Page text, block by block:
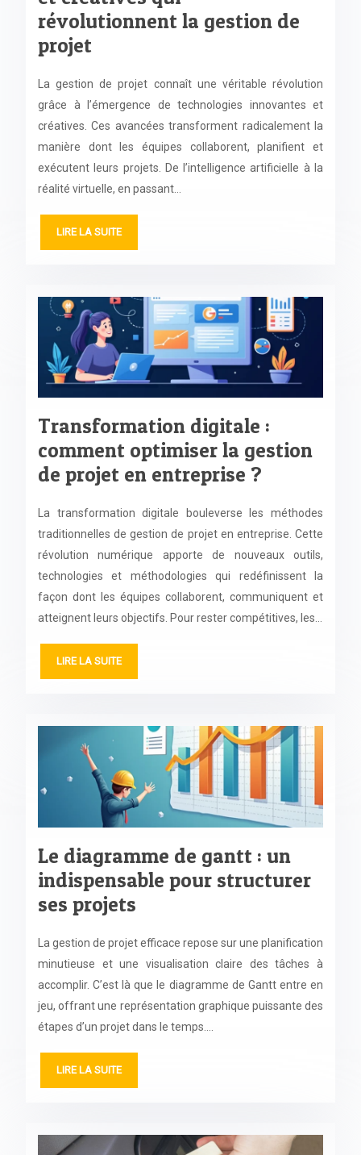
révolutionnent la gestion de
projet
La gestion de projet connaît une véritable révolution
grâce à l’émergence de technologies innovantes et
créatives. Ces avancées transforment radicalement la
manière dont les équipes collaborent, planifient et
exécutent leurs projets. De l’intelligence artificielle à la
réalité virtuelle, en passant…
LIRE LA SUITE
Transformation digitale :
comment optimiser la gestion
de projet en entreprise ?
La transformation digitale bouleverse les méthodes
traditionnelles de gestion de projet en entreprise. Cette
révolution numérique apporte de nouveaux outils,
technologies et méthodologies qui redéfinissent la
façon dont les équipes collaborent, communiquent et
atteignent leurs objectifs. Pour rester compétitives, les…
LIRE LA SUITE
Le diagramme de gantt : un
indispensable pour structurer
ses projets
La gestion de projet efficace repose sur une planification
minutieuse et une visualisation claire des tâches à
accomplir. C’est là que le diagramme de Gantt entre en
jeu, offrant une représentation graphique puissante des
étapes d’un projet dans le temps….
LIRE LA SUITE